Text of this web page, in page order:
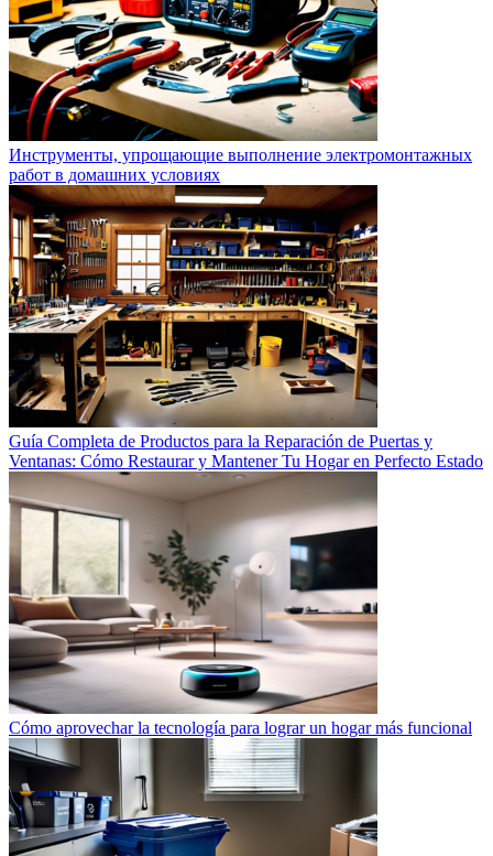
Инструменты, упрощающие выполнение электромонтажных
работ в домашних условиях
Guía Completa de Productos para la Reparación de Puertas y
Ventanas: Cómo Restaurar y Mantener Tu Hogar en Perfecto Estado
Cómo aprovechar la tecnología para lograr un hogar más funcional